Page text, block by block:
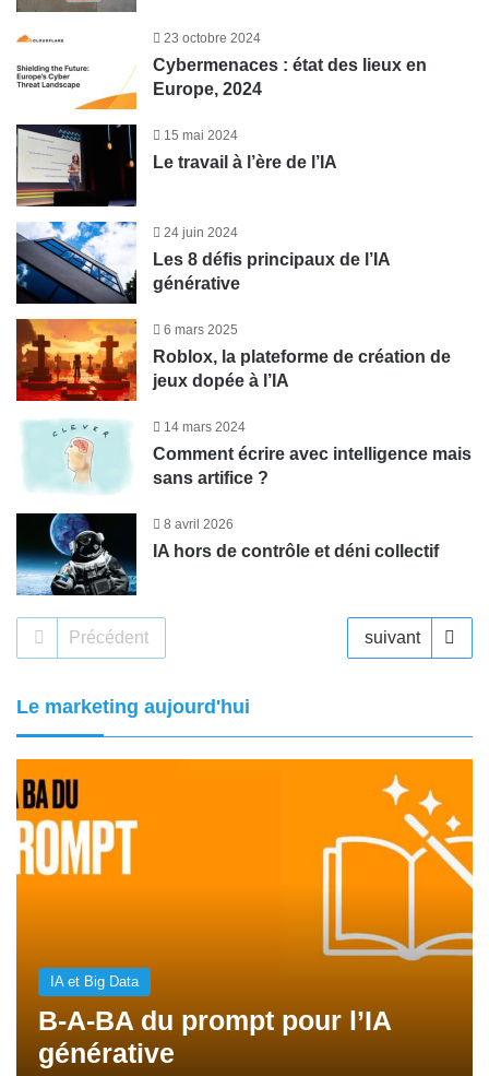
23 octobre 2024
Cybermenaces : état des lieux en
Europe, 2024
15 mai 2024
Le travail à l’ère de l’IA
24 juin 2024
Les 8 défis principaux de l’IA
générative
6 mars 2025
Roblox, la plateforme de création de
jeux dopée à l’IA
14 mars 2024
Comment écrire avec intelligence mais
sans artifice ?
8 avril 2026
IA hors de contrôle et déni collectif
Précédent suivant
Le marketing aujourd'hui
IA et Big Data
B-A-BA du prompt pour l’IA
générative